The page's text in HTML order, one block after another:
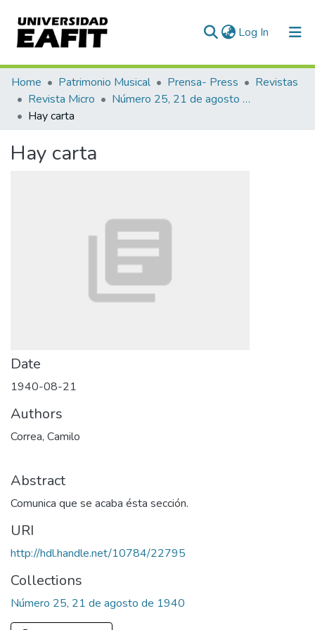
Log In (current)
Communities & Collections
All of DSpace
Home Patrimonio Musical Prensa- Press
Revistas
Revista Micro
Número 25, 21 de agosto de 1940
Hay carta
Hay carta
Date
1940-08-21
Authors
Correa, Camilo
Abstract
Comunica que se acaba ésta sección.
URI
http://hdl.handle.net/10784/22795
Collections
Número 25, 21 de agosto de 1940